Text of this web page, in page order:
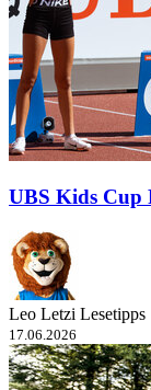
UBS Kids Cup
Leo Letzi Lesetipps
17.06.2026